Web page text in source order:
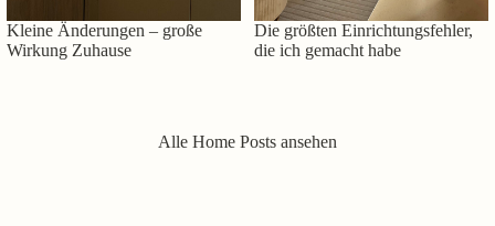
Kleine Änderungen – große
Wirkung Zuhause
Die größten Einrichtungsfehler,
die ich gemacht habe
Alle Home Posts ansehen